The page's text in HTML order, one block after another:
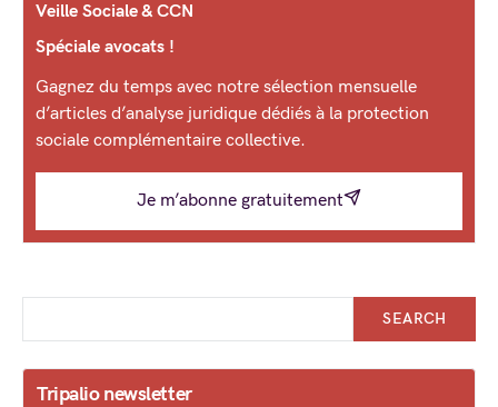
Veille Sociale & CCN
Spéciale avocats !
Gagnez du temps avec notre sélection mensuelle
d’articles d’analyse juridique dédiés à la protection
sociale complémentaire collective.
Je m’abonne gratuitement
SEARCH
Tripalio newsletter